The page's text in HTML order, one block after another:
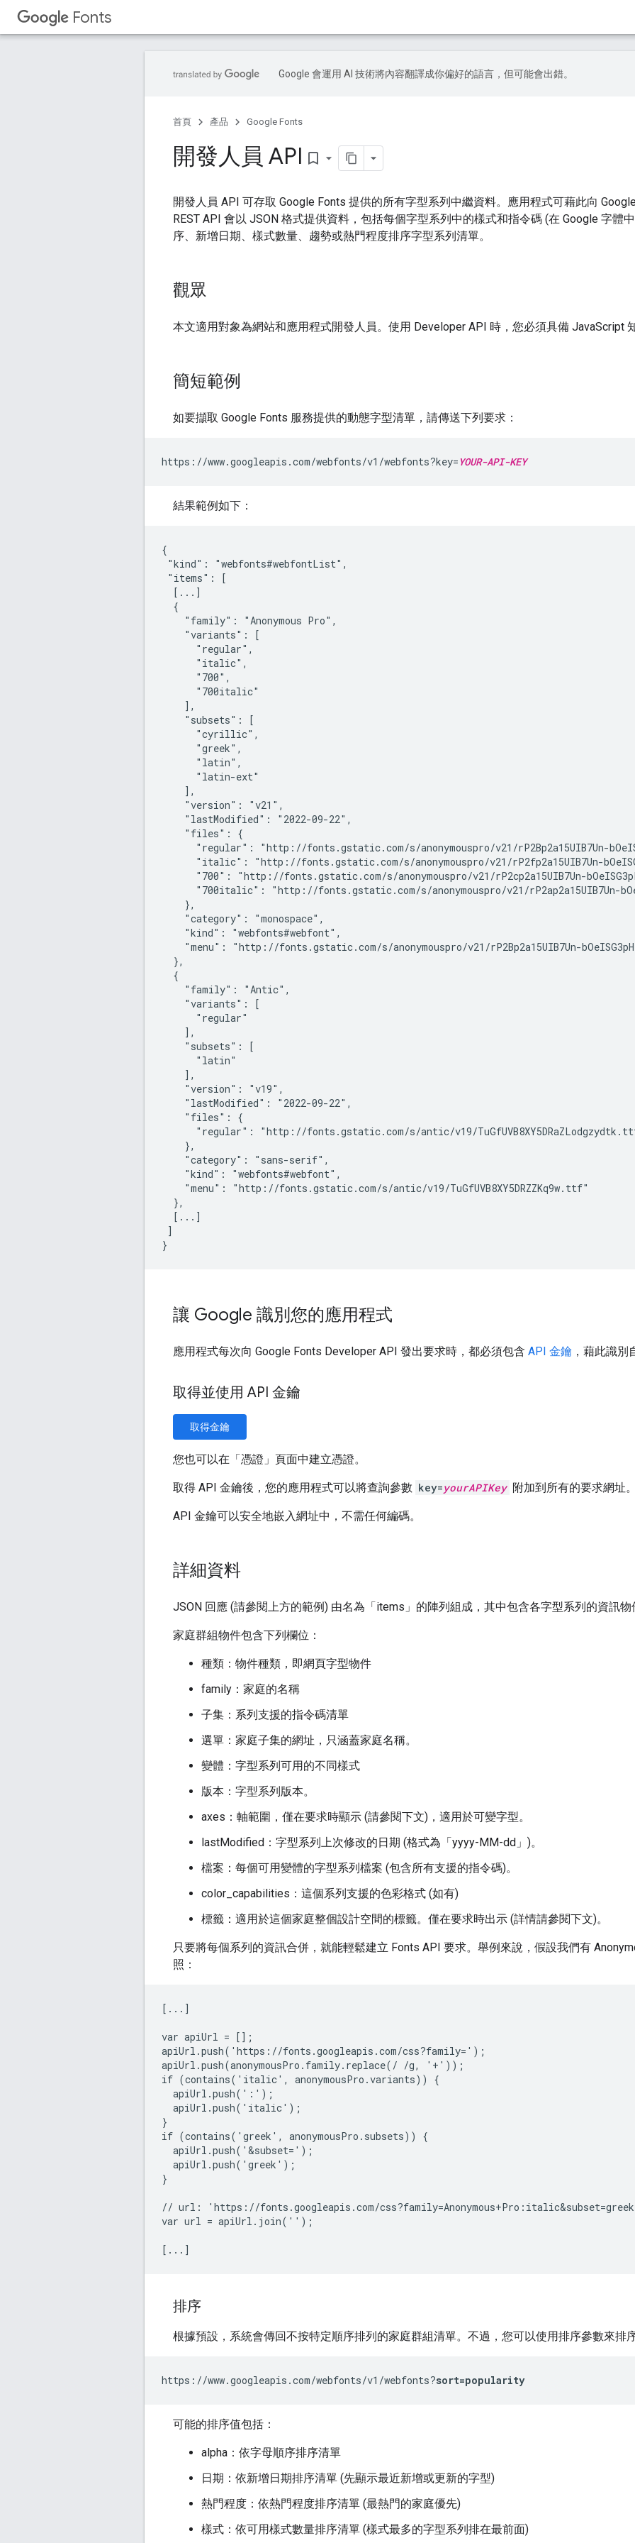
Fonts
Google 會運用 AI 技術將內容翻譯成你偏好的語言，但可能會出錯。
首頁 產品 Google Fonts
開發人員 API bookmark_border
開發人員 API 可存取 Google Fonts 提供的所有字型系列中繼資料。應用程式可藉此向
REST API 會以 JSON 格式提供資料，包括每個字型系列中的樣式和指令碼 (在 Google 字體
序、新增日期、樣式數量、趨勢或熱門程度排序字型系列清單。
觀眾
本文適用對象為網站和應用程式開發人員。使用 Developer API 時，您必須具備 JavaScript
簡短範例
如要擷取 Google Fonts 服務提供的動態字型清單，請傳送下列要求：
https://www.googleapis.com/webfonts/v1/webfonts?key= YOUR-API-KEY
結果範例如下：
{
"kind": "webfonts#webfontList",
"items": [
  [...]
  {
    "family": "Anonymous Pro",
    "variants": [
      "regular",
      "italic",
      "700",
      "700italic"
    ],
    "subsets": [
      "cyrillic",
      "greek",
      "latin",
      "latin-ext"
    ],
    "version": "v21",
    "lastModified": "2022-09-22",
    "files": {
"regular": "http://fonts.gstatic.com/s/anonymouspro/v21/rP2Bp2a15UIB7Un-
"italic": "http://fonts.gstatic.com/s/anonymouspro/v21/rP2fp2a15UIB7Un-
"700": "http://fonts.gstatic.com/s/anonymouspro/v21/rP2cp2a15UIB7Un-
"700italic": "http://fonts.gstatic.com/s/anonymouspro/v21/rP2ap2a15UIB7Un-
    },
    "category": "monospace",
    "kind": "webfonts#webfont",
"menu": "http://fonts.gstatic.com/s/anonymouspro/v21/rP2Bp2a15UIB7Un-
  },
  {
    "family": "Antic",
    "variants": [
      "regular"
    ],
    "subsets": [
      "latin"
    ],
    "version": "v19",
    "lastModified": "2022-09-22",
    "files": {
"regular": "http://fonts.gstatic.com/s/antic/v19/
    },
    "category": "sans-serif",
    "kind": "webfonts#webfont",
    "menu": "http://fonts.gstatic.com/s/antic/v19/TuGfUVB8XY5DRZZKq9w.ttf"
  },
  [...]
]
讓 Google 識別您的應用程式
應用程式每次向 Google Fonts Developer API 發出要求時，都必須包含 API 金鑰 ，藉此識別
取得並使用 API 金鑰
取得金鑰
您也可以在「憑證」頁面中建立憑證。
取得 API 金鑰後，您的應用程式可以將查詢參數 key=yourAPIKey 附加到所有的要求網址
API 金鑰可以安全地嵌入網址中，不需任何編碼。
詳細資料
JSON 回應 (請參閱上方的範例) 由名為「items」的陣列組成，其中包含各字型系列的資訊物
家庭群組物件包含下列欄位：
種類：物件種類，即網頁字型物件
family：家庭的名稱
子集：系列支援的指令碼清單
選單：家庭子集的網址，只涵蓋家庭名稱。
變體：字型系列可用的不同樣式
版本：字型系列版本。
axes：軸範圍，僅在要求時顯示 (請參閱下文)，適用於可變字型。
lastModified：字型系列上次修改的日期 (格式為「yyyy-MM-dd」)。
檔案：每個可用變體的字型系列檔案 (包含所有支援的指令碼)。
color_capabilities：這個系列支援的色彩格式 (如有)
標籤：適用於這個家庭整個設計空間的標籤。僅在要求時出示 (詳情請參閱下文)。
只要將每個系列的資訊合併，就能輕鬆建立 Fonts API 要求。舉例來說，假設我們有
照：
[...]
var apiUrl = [];
apiUrl.push('https://fonts.googleapis.com/css?family=');
apiUrl.push(anonymousPro.family.replace(/ /g, '+'));
if (contains('italic', anonymousPro.variants)) {
  apiUrl.push(':');
  apiUrl.push('italic');
}
if (contains('greek', anonymousPro.subsets)) {
  apiUrl.push('&subset=');
  apiUrl.push('greek');
}
// url: 'https://fonts.googleapis.com/
var url = apiUrl.join('');
排序
根據預設，系統會傳回不按特定順序排列的家庭群組清單。不過，您可以使用排序參數來排
https://www.googleapis.com/webfonts/v1/webfonts?sort=popularity
可能的排序值包括：
alpha：依字母順序排序清單
日期：依新增日期排序清單 (先顯示最近新增或更新的字型)
熱門程度：依熱門程度排序清單 (最熱門的家庭優先)
樣式：依可用樣式數量排序清單 (樣式最多的字型系列排在最前面)